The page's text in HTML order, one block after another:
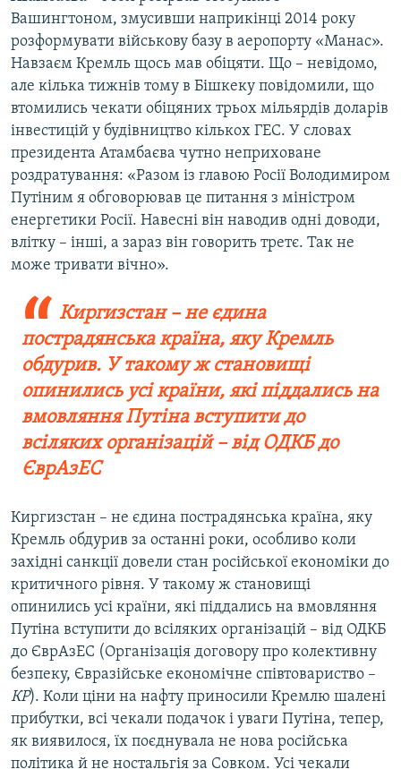
Вашингтоном, змусивши наприкінці 2014 року
розформувати військову базу в аеропорту «Манас».
Навзаєм Кремль щось мав обіцяти. Що – невідомо,
але кілька тижнів тому в Бішкеку повідомили, що
втомились чекати обіцяних трьох мільярдів доларів
інвестицій у будівництво кількох ГЕС. У словах
президента Атамбаєва чутно неприховане
роздратування: «Разом із главою Росії Володимиром
Путіним я обговорював це питання з міністром
енергетики Росії. Навесні він наводив одні доводи,
влітку – інші, а зараз він говорить третє. Так не
може тривати вічно».
Киргизстан – не єдина
пострадянська країна, яку Кремль
обдурив. У такому ж становищі
опинились усі країни, які піддались на
вмовляння Путіна вступити до
всіляких організацій – від ОДКБ до
ЄврАзЕС
Киргизстан – не єдина пострадянська країна, яку
Кремль обдурив за останні роки, особливо коли
західні санкції довели стан російської економіки до
критичного рівня. У такому ж становищі
опинились усі країни, які піддались на вмовляння
Путіна вступити до всіляких організацій – від ОДКБ
до ЄврАзЕС (Організація договору про колективну
безпеку, Євразійське економічне співтовариство –
КР). Коли ціни на нафту приносили Кремлю шалені
прибутки, всі чекали подачок і уваги Путіна, тепер,
як виявилося, їх поєднувала не нова російська
політика й не ностальгія за Совком. Усі чекали